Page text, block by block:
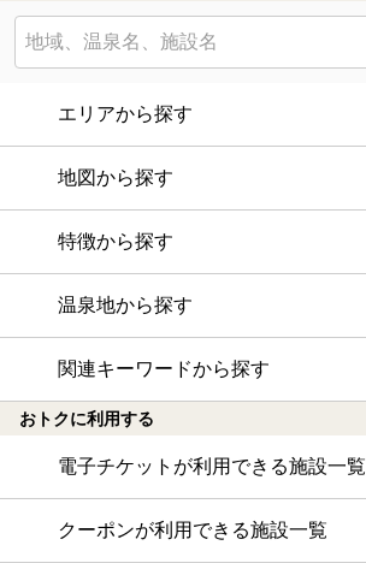
エリアから探す
地図から探す
特徴から探す
温泉地から探す
関連キーワードから探す
おトクに利用する
電子チケットが利用できる施設一覧
クーポンが利用できる施設一覧